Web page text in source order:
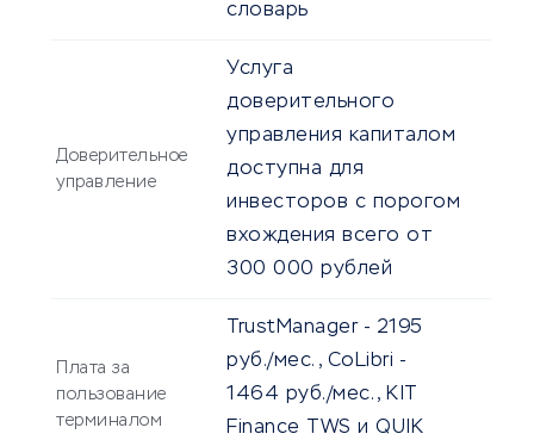
словарь
Доверительное
управление
Услуга
доверительного
управления капиталом
доступна для
инвесторов с порогом
вхождения всего от
300 000 рублей
Плата за
пользование
терминалом
TrustManager - 2195
руб./мес., CoLibri -
1464 руб./мес., KIT
Finance TWS и QUIK